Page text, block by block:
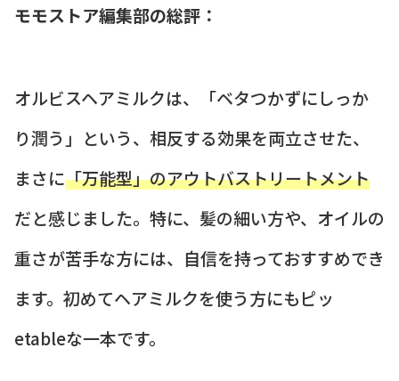
モモストア編集部の総評：
オルビスヘアミルクは、「ベタつかずにしっか
り潤う」という、相反する効果を両立させた、
まさに「万能型」のアウトバストリートメント
だと感じました。特に、髪の細い方や、オイルの
重さが苦手な方には、自信を持っておすすめでき
ます。初めてヘアミルクを使う方にもピッ
etableな一本です。